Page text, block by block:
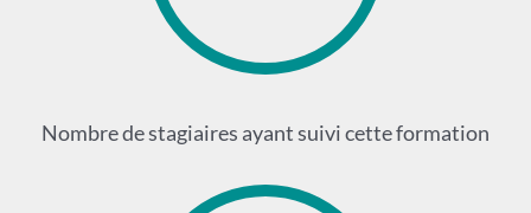
Nombre de stagiaires ayant suivi cette formation